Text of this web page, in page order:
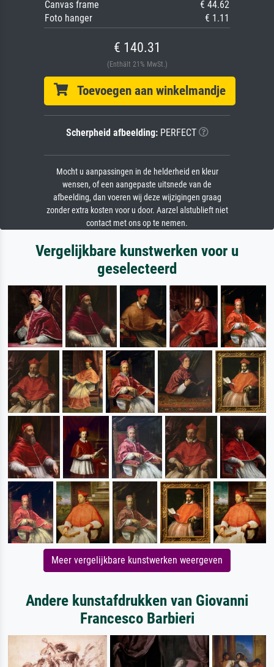
Canvas frame
€ 44.62
Foto hanger
€ 1.11
€ 140.31
(Enthält 21% MwSt.)
Toevoegen aan winkelmandje
Scherpheid afbeelding:PERFECT
Mocht u aanpassingen in de helderheid en kleur
wensen, of een aangepaste uitsnede van de
afbeelding, dan voeren wij deze wijzigingen graag
zonder extra kosten voor u door. Aarzel alstublieft niet
contact met ons op te nemen.
Vergelijkbare kunstwerken voor u
geselecteerd
Meer vergelijkbare kunstwerken weergeven
Andere kunstafdrukken van Giovanni
Francesco Barbieri